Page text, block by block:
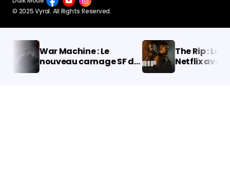
© 2025 Vyral. All Rights Reserved.
War Machine : Le
nouveau carnage SF de
Netflix avec Alan
The Rip : Le
Netflix avec
Damon et Ben